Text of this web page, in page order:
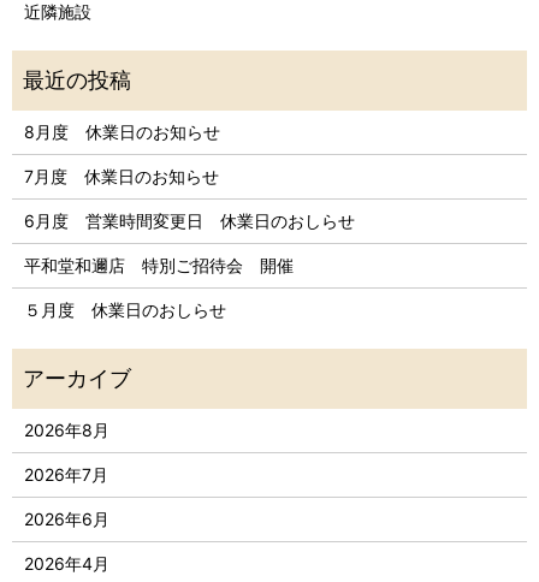
近隣施設
8月度 休業日のお知らせ
7月度 休業日のお知らせ
6月度 営業時間変更日 休業日のおしらせ
平和堂和邇店 特別ご招待会 開催
５月度 休業日のおしらせ
2026年8月
2026年7月
2026年6月
2026年4月